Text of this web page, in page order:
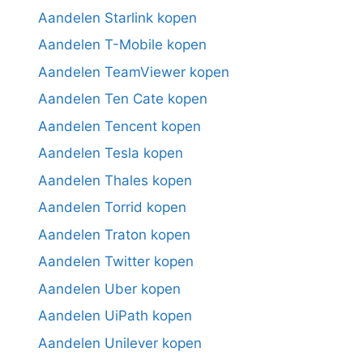
Aandelen Starlink kopen
Aandelen T-Mobile kopen
Aandelen TeamViewer kopen
Aandelen Ten Cate kopen
Aandelen Tencent kopen
Aandelen Tesla kopen
Aandelen Thales kopen
Aandelen Torrid kopen
Aandelen Traton kopen
Aandelen Twitter kopen
Aandelen Uber kopen
Aandelen UiPath kopen
Aandelen Unilever kopen